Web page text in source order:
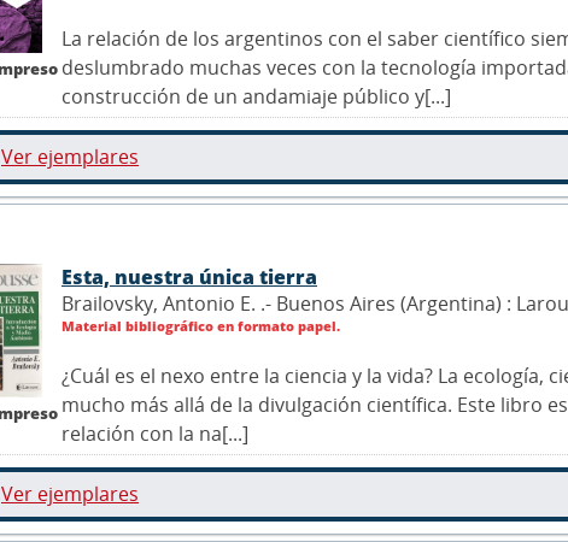
La relación de los argentinos con el saber científico
deslumbrado muchas veces con la tecnología
construcción de un andamiaje público y[...]
Ver ejemplares
Esta, nuestra única tierra
Brailovsky, Antonio E. .- Buenos Aires (Argentina) :
Material bibliográfico en formato papel.
¿Cuál es el nexo entre la ciencia y la vida? La ecología,
mucho más allá de la divulgación científica. Este libro
relación con la na[...]
Ver ejemplares